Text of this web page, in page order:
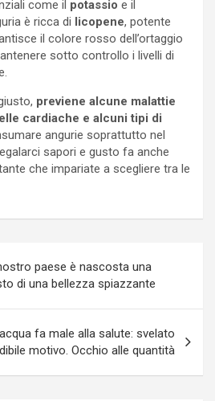
come il potassio e il
è ricca di licopene, potente
il colore rosso dell’ortaggio
sotto controllo i livelli di
previene alcune malattie
cardiache e alcuni tipi di
angurie soprattutto nel
sapori e gusto fa anche
che impariate a scegliere tra le
paese è nascosta una
di una bellezza spiazzante
fa male alla salute: svelato
motivo. Occhio alle quantità